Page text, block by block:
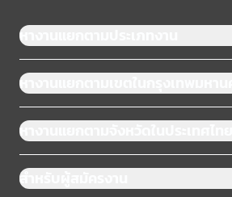
หางานแยกตามประเภทงาน
หางานแยกตามเขตในกรุงเทพมหานค
หางานแยกตามจังหวัดในประเทศไทย
สำหรับผู้สมัครงาน